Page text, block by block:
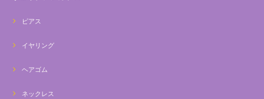
ピアス
イヤリング
ヘアゴム
ネックレス